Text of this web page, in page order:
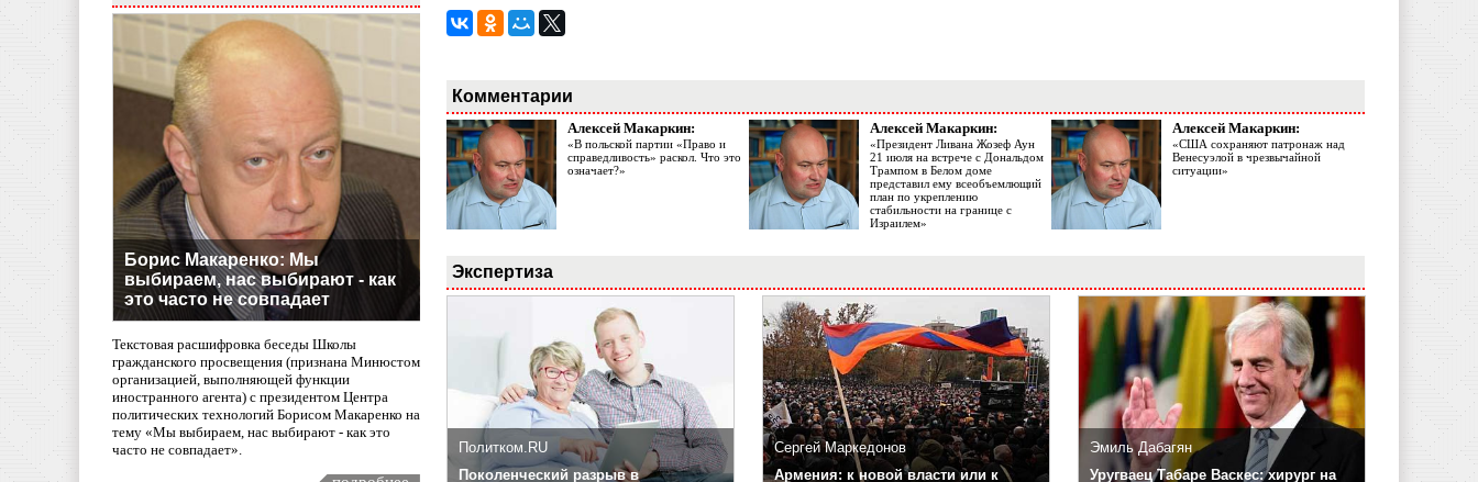
Борис Макаренко: Мы
выбираем, нас выбирают - как
это часто не совпадает
Текстовая расшифровка беседы Школы
гражданского просвещения (признана Минюстом
организацией, выполняющей функции
иностранного агента) с президентом Центра
политических технологий Борисом Макаренко на
тему «Мы выбираем, нас выбирают - как это
часто не совпадает».
Комментарии
Алексей Макаркин:
«В польской партии «Право и
справедливость» раскол. Что это
означает?»
Алексей Макаркин:
«Президент Ливана Жозеф Аун
21 июля на встрече с Дональдом
Трампом в Белом доме
представил ему всеобъемлющий
план по укреплению
стабильности на границе с
Израилем»
Алексей Макаркин:
«США сохраняют патронаж над
Венесуэлой в чрезвычайной
ситуации»
Экспертиза
Политком.RU
Поколенческий разрыв в
Сергей Маркедонов
Армения: к новой власти или к
Эмиль Дабагян
Уругваец Табаре Васкес: хирург на